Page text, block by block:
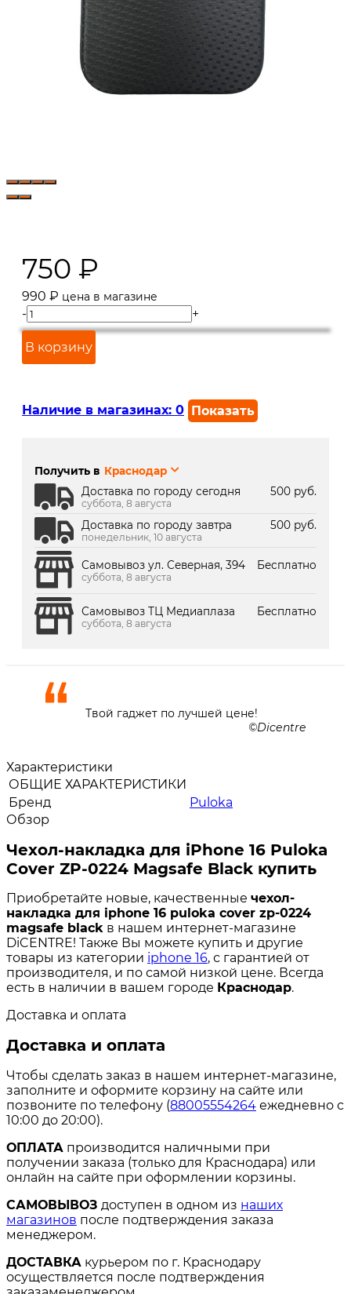
750 ₽
990 ₽ цена в магазине
- +
В корзину
Наличие в магазинах: 0 Показать
г. Краснодар, ТК Медиаплаза:
Получить в Краснодар
Доставка по городу сегодня
500 руб.
суббота, 8 августа
Доставка по городу завтра 500 руб.
понедельник, 10 августа
Самовывоз ул. Северная, 394 Бесплатно
суббота, 8 августа
Самовывоз ТЦ Медиаплаза Бесплатно
суббота, 8 августа
Твой гаджет по лучшей цене!
Dicentre
Характеристики
ОБЩИЕ ХАРАКТЕРИСТИКИ
Бренд
Puloka
Обзор
Чехол-накладка для iPhone 16 Puloka
Cover ZP-0224 Magsafe Black купить
Приобретайте новые, качественные чехол-
накладка для iphone 16 puloka cover zp-0224
magsafe black в нашем интернет-магазине
DiCENTRE! Также Вы можете купить и другие
товары из категории iphone 16, с гарантией от
производителя, и по самой низкой цене. Всегда
есть в наличии в вашем городе Краснодар.
Доставка и оплата
Доставка и оплата
Чтобы сделать заказ в нашем интернет-магазине,
заполните и оформите корзину на сайте или
позвоните по телефону (88005554264 ежедневно с
10:00 до 20:00).
ОПЛАТА производится наличными при
получении заказа (только для Краснодара) или
онлайн на сайте при оформлении корзины.
САМОВЫВОЗ доступен в одном из наших
магазинов после подтверждения заказа
менеджером.
ДОСТАВКА курьером по г. Краснодару
осуществляется после подтверждения